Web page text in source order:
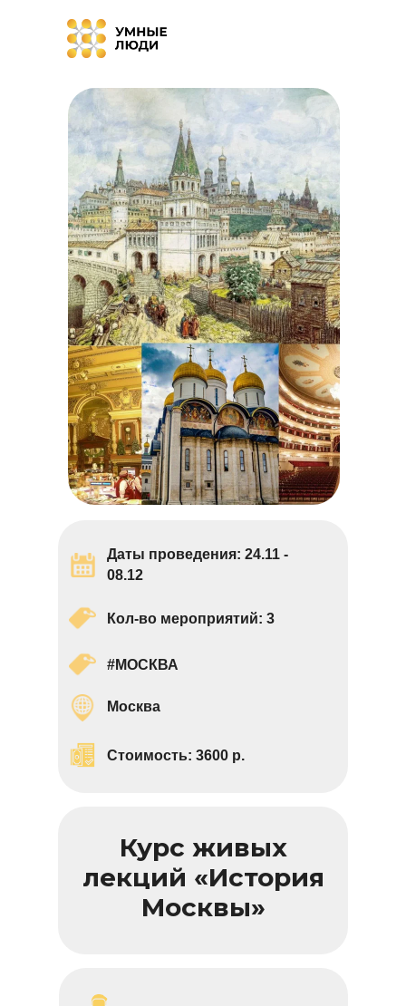
Курс живых
лекций «История
Москвы»
Даты проведения: 24.11 -
08.12
Кол-во мероприятий: 3
Москва
Стоимость: 3600 р.
#МОСКВА